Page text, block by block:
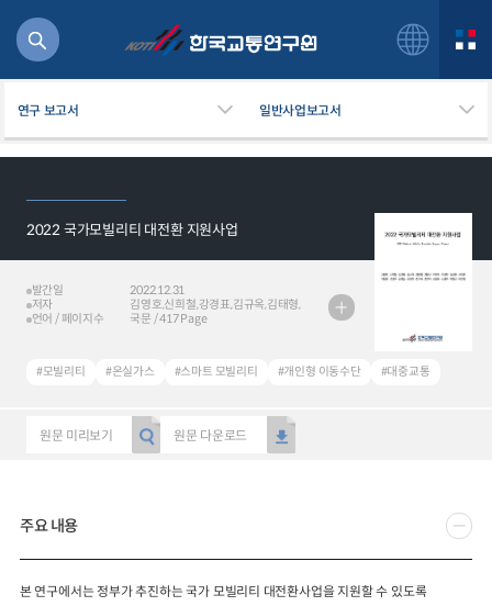
연구 보고서 일반사업보고서
2022 국가모빌리티 대전환 지원사업
발간일
2022.12.31
저자
김영호,신희철,강경표,김규옥,김태형,
김영국,이석주,탁세현,김성훈,서지훈,
언어 / 페이지수 국문 / 417 Page
#모빌리티 #온실가스 #스마트 모빌리티 #개인형 이동수단 #대중교통
원문 미리보기 원문 다운로드
주요 내용
본 연구에서는 정부가 추진하는 국가 모빌리티 대전환사업을 지원할 수 있도록
2024년 국가교통조사 및 분석
요약보고서
전국여객OD 여객통행량
통행발생모형
2024 생활물류 서비스 보
소화물배송대행